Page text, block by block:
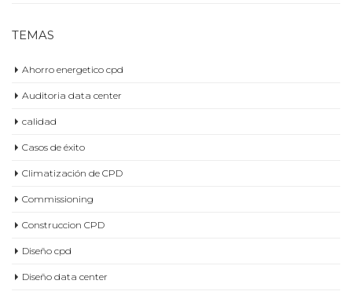
TEMAS
Ahorro energetico cpd
Auditoria data center
calidad
Casos de éxito
Climatización de CPD
Commissioning
Construccion CPD
Diseño cpd
Diseño data center